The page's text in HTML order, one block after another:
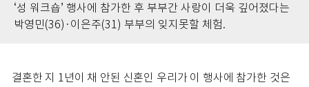
‘성 워크숍’ 행사에 참가한 후 부부간 사랑이 더욱 깊어졌다는
박영민(36)·이은주(31) 부부의 잊지못할 체험.
결혼한 지 1년이 채 안된 신혼인 우리가 이 행사에 참가한 것은